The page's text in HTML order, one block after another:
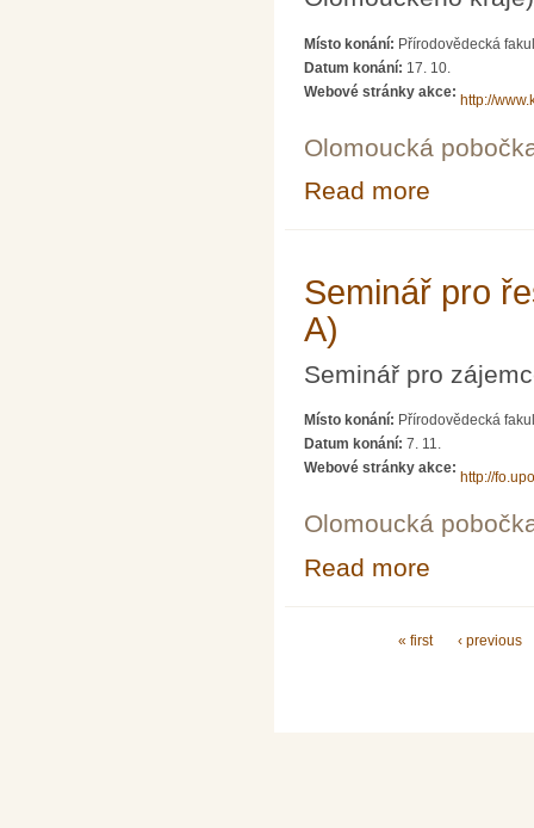
Místo konání: Přírodovědecká
Datum konání: 17. 10.
Webové stránky akce:
http://
Olomoucká
Read more
Seminář pro
A)
Seminář pro
Místo konání: Přírodovědecká
Datum konání: 7. 11.
Webové stránky akce:
http://
Olomoucká
Read more
« first ‹ previous